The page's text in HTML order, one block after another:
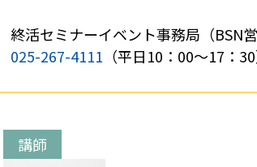
終活セミナーイベント事務局 （BSN
025-267-4111 （平日10：00～17：30
講師